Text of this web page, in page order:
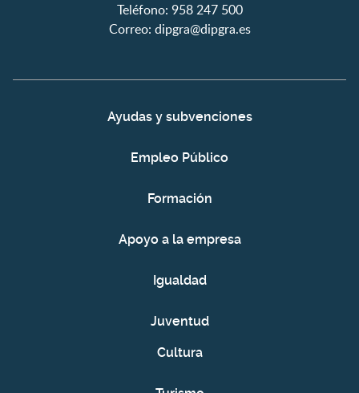
Teléfono: 958 247 500
Correo: dipgra@dipgra.es
Ayudas y subvenciones
Empleo Público
Formación
Apoyo a la empresa
Igualdad
Juventud
Cultura